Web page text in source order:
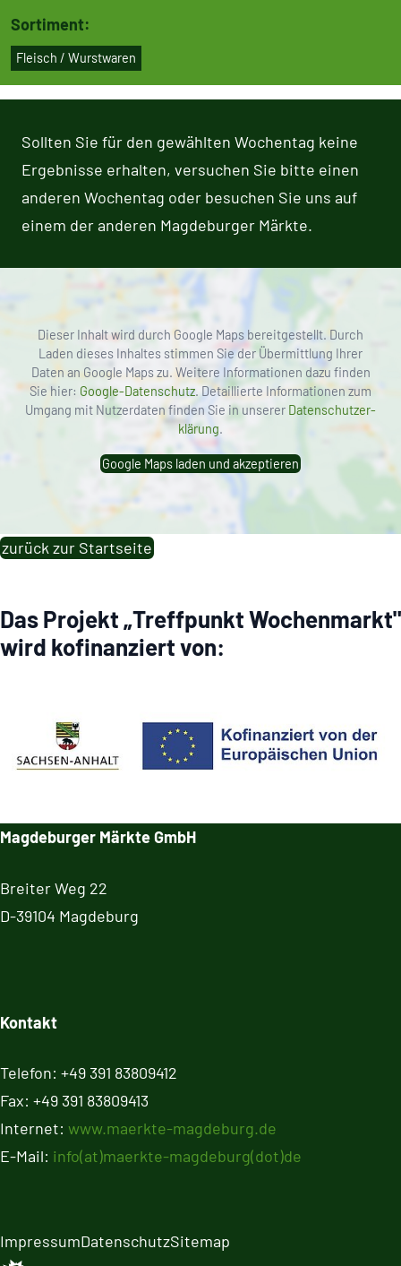
Sortiment:
Fleisch / Wurst­wa­ren
Sollten Sie für den gewählten Wochentag keine
Ergeb­nisse erhalten, versuchen Sie bitte einen
anderen Wochentag oder besuchen Sie uns auf
einem der anderen Mag­de­bur­ger Märkte.
Dieser Inhalt wird durch Google Maps bereit­ge­stellt. Durch
Laden dieses Inhaltes stimmen Sie der Über­mitt­lung Ihrer
Daten an Google Maps zu. Weitere Infor­ma­ti­o­nen dazu finden
Sie hier: Google-Daten­schutz. Detail­lierte Infor­ma­ti­o­nen zum
Umgang mit Nut­zer­da­ten finden Sie in unserer Daten­schut­z­er­
klä­rung.
Google Maps laden und akzeptieren
zurück zur Startseite
Das Projekt „Treff­punkt Wochen­markt"
wird kofi­nan­ziert von:
Magdeburger Märkte GmbH
Breiter Weg 22
D-39104 Magdeburg
Kontakt
Telefon: +49 391 83809412
Fax: +49 391 83809413
Internet: www.maerkte-magdeburg.de
E-Mail: info(at)maerkte-magdeburg(dot)de
ImpressumDaten­schutzSitemap